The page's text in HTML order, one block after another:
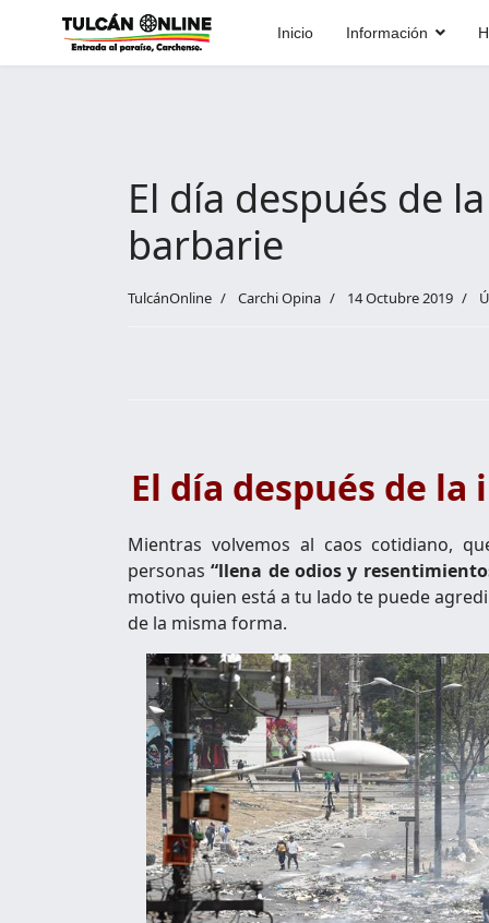
Inicio Información
El día después de
barbarie
TulcánOnline Carchi Opina 14 Octubre 2019
El día después de
Mientras volvemos al caos cotidiano,
personas“llena de odios y
motivo quien está a tu lado te puede
de la misma forma.